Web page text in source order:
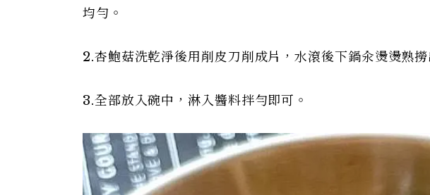
均勻。
2.杏鮑菇洗乾淨後用削皮刀削成片，水滾後下鍋汆燙燙熟
3.全部放入碗中，淋入醬料拌勻即可。